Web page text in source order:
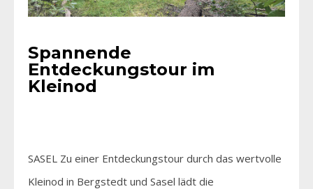
Spannende
Entdeckungstour im
Kleinod
SASEL Zu einer Entdeckungstour durch das wertvolle
Kleinod in Bergstedt und Sasel lädt die